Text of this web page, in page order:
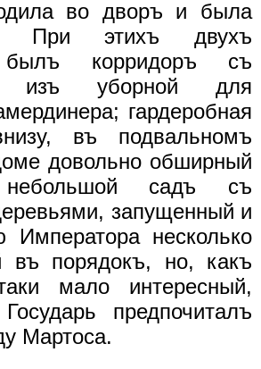
во дворъ и была
При этихъ двухъ
былъ корридоръ съ
изъ уборной для
гардеробная
въ подвальномъ
довольно обширный
садъ съ
запущенный и
Императора несколько
въ порядокъ, но, какъ
мало интересный,
предпочиталъ
Мартоса.